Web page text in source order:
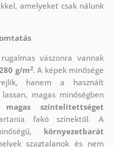
amelyeket csak nálunk
vászonra vannak
g/m2. A képek minősége
hanem a használt
magas minőségben
magas színtelítettséget
fakó színektől. A
környezetbarát
szagtalanok és nem